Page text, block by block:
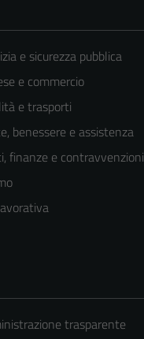
e sicurezza pubblica
e commercio
e trasporti
benessere e assistenza
finanze e contravvenzioni
trasparente